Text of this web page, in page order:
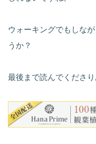
ウォーキングでもしな
うか？
最後まで読んでくださ